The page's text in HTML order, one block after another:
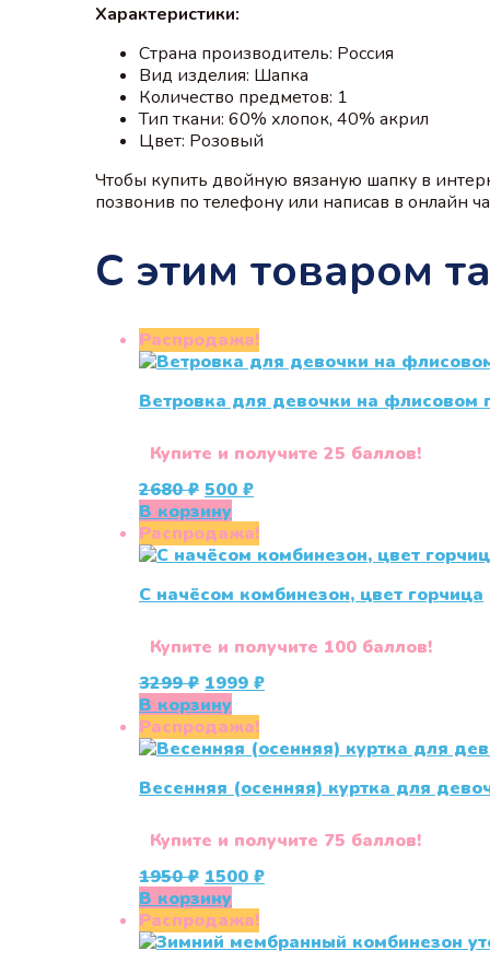
Характеристики:
Страна производитель: Россия
Вид изделия: Шапка
Количество предметов: 1
Тип ткани: 60% хлопок, 40% акрил
Цвет: Розовый
Чтобы купить двойную вязаную шапку в
позвонив по телефону или написав в онлайн
С этим товаром
Распродажа!
Ветровка для девочки на флисовом
Купите и получите 25 баллов!
2680₽ Первоначальная
цена
составляла
2680 ₽.
500 ₽Текущая
500 ₽.
В корзину
Распродажа!
С начёсом комбинезон, цвет горчица
Купите и получите 100 баллов!
3299₽ Первоначальная
цена
составляла
3299 ₽.
1999 ₽Текущая
В корзину
Распродажа!
Весенняя (осенняя) куртка для
Купите и получите 75 баллов!
1950₽ Первоначальная
цена
составляла
1950 ₽.
1500 ₽Текущая
В корзину
Распродажа!